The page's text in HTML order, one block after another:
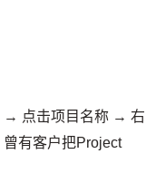
→ 点击项目名称 → 右
有客户把Project